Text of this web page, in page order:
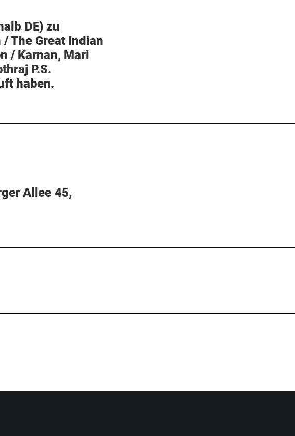
DE) zu
/ The Great Indian
/ Karnan, Mari
P.S.
haben.
Allee 45,